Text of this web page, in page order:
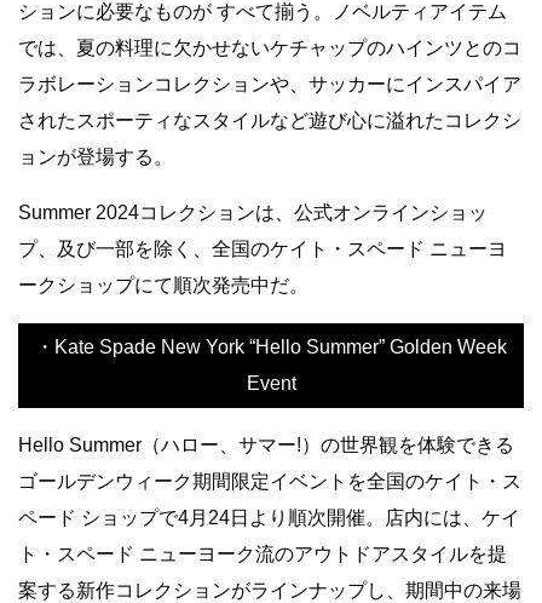
ションに必要なものが すべて揃う。ノベルティアイテム
では、夏の料理に欠かせないケチャップのハインツとのコ
ラボレーションコレクションや、サッカーにインスパイア
されたスポーティなスタイルなど遊び心に溢れたコレクシ
ョンが登場する。
Summer 2024コレクションは、公式オンラインショッ
プ、及び一部を除く、全国のケイト・スペード ニューヨ
ークショップにて順次発売中だ。
・Kate Spade New York “Hello Summer” Golden Week
Event
Hello Summer（ハロー、サマー!）の世界観を体験できる
ゴールデンウィーク期間限定イベントを全国のケイト・ス
ペード ショップで4月24日より順次開催。店内には、ケイ
ト・スペード ニューヨーク流のアウトドアスタイルを提
案する新作コレクションがラインナップし、期間中の来場